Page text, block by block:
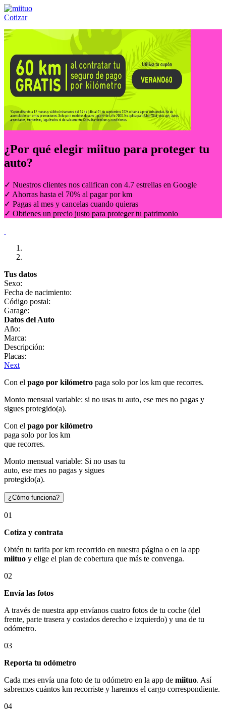
Cotizar
Llámanos al:(55) 84-21-05-00 ó
¿Por qué elegir miituo para proteger tu
auto?
✓ Nuestros clientes nos califican con 4.7 estrellas en Google
✓ Ahorras hasta el 70% al pagar por km
✓ Pagas al mes y cancelas cuando quieras
✓ Obtienes un precio justo para proteger tu patrimonio
Tus datos
Sexo:
Fecha de nacimiento:
Código postal:
Garage:
Datos del Auto
Año:
Marca:
Descripción:
Placas:
Next
Con el pago por kilómetro paga solo por los km que recorres.
Monto mensual variable: si no usas tu auto, ese mes no pagas y
sigues protegido(a).
Con el pago por kilómetro
paga solo por los km
que recorres.
Monto mensual variable: Si no usas tu
auto, ese mes no pagas y sigues
protegido(a).
¿Cómo funciona?
01
Cotiza y contrata
Obtén tu tarifa por km recorrido en nuestra página o en la app
miituo y elige el plan de cobertura que más te convenga.
02
Envía las fotos
A través de nuestra app envíanos cuatro fotos de tu coche (del
frente, parte trasera y costados derecho e izquierdo) y una de tu
odómetro.
03
Reporta tu odómetro
Cada mes envía una foto de tu odómetro en la app de miituo. Así
sabremos cuántos km recorriste y haremos el cargo correspondiente.
04